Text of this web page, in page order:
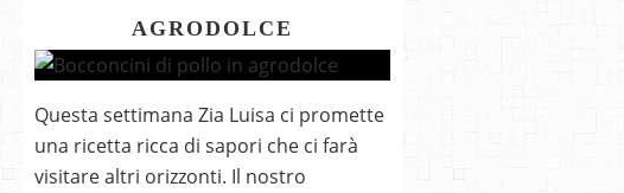
AGRODOLCE
Questa settimana Zia Luisa ci promette
una ricetta ricca di sapori che ci farà
visitare altri orizzonti. Il nostro